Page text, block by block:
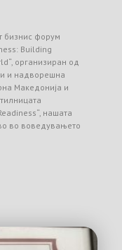
бизнис форум
Building
организиран од
и надворешна
Македонија и
нашата
во воведувањето